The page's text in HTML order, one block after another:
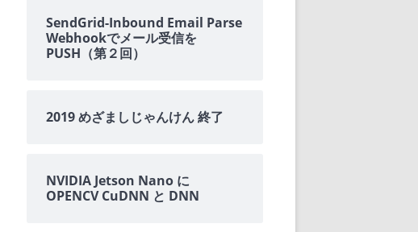
SendGrid-Inbound Email Parse
Webhookでメール受信を
PUSH（第２回）
2019 めざましじゃんけん 終了
NVIDIA Jetson Nano に
OPENCV CuDNN と DNN